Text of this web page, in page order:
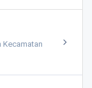
Kecamatan